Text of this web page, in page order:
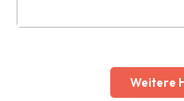
Weitere